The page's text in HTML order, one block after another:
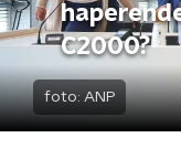
C2000?
foto: ANP